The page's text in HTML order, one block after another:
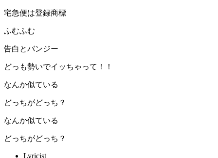
宅急便は登録商標
ふむふむ
告白とバンジー
どっも勢いでイッちゃって！！
なんか似ている
どっちがどっち？
なんか似ている
どっちがどっち？
Lyricist